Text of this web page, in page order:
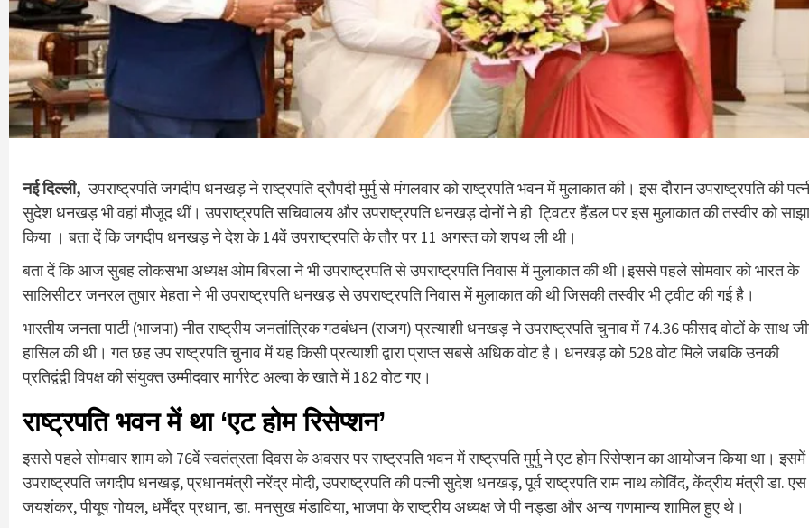
नई दिल्ली,उपराष्ट्रपति जगदीप धनखड़ ने राष्ट्रपति द्रौपदी मुर्मु से मंगलवार को राष्ट्रपति भवन में मुलाकात की। इस दौरान उपराष्ट्रपति की
सुदेश धनखड़ भी वहां मौजूद थीं। उपराष्ट्रपति सचिवालय और उपराष्ट्रपति धनखड़ दोनों ने ही ट्विटर हैंडल पर इस मुलाकात की तस्वीर को साझा
किया । बता दें कि जगदीप धनखड़ ने देश के 14वें उपराष्ट्रपति के तौर पर 11 अगस्त को शपथ ली थी।
बता दें कि आज सुबह लोकसभा अध्यक्ष ओम बिरला ने भी उपराष्ट्रपति से उपराष्ट्रपति निवास में मुलाकात की थी।इससे पहले सोमवार को भारत के
सालिसीटर जनरल तुषार मेहता ने भी उपराष्ट्रपति धनखड़ से उपराष्ट्रपति निवास में मुलाकात की थी जिसकी तस्वीर भी ट्वीट की गई है।
भारतीय जनता पार्टी (भाजपा) नीत राष्ट्रीय जनतांत्रिक गठबंधन (राजग) प्रत्याशी धनखड़ ने उपराष्ट्रपति चुनाव में 74.36 फीसद वोटों के साथ
हासिल की थी। गत छह उप राष्ट्रपति चुनाव में यह किसी प्रत्याशी द्वारा प्राप्त सबसे अधिक वोट है। धनखड़ को 528 वोट मिले जबकि उनकी
प्रतिद्वंद्वी विपक्ष की संयुक्त उम्मीदवार मार्गरेट अल्वा के खाते में 182 वोट गए।
राष्ट्रपति भवन में था ‘एट होम रिसेप्शन’
इससे पहले सोमवार शाम को 76वें स्वतंत्रता दिवस के अवसर पर राष्ट्रपति भवन में राष्ट्रपति मुर्मु ने एट होम रिसेप्शन का आयोजन किया था। इसमें
उपराष्ट्रपति जगदीप धनखड़, प्रधानमंत्री नरेंद्र मोदी, उपराष्ट्रपति की पत्नी सुदेश धनखड़, पूर्व राष्ट्रपति राम नाथ कोविंद, केंद्रीय मंत्री डा. एस
जयशंकर, पीयूष गोयल, धर्मेंद्र प्रधान, डा. मनसुख मंडाविया, भाजपा के राष्ट्रीय अध्यक्ष जे पी नड्डा और अन्य गणमान्य शामिल हुए थे।